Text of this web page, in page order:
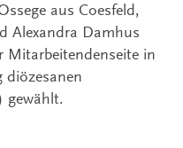
aus Coesfeld,
Alexandra Damhus
Mitarbeitendenseite in
gewählt.